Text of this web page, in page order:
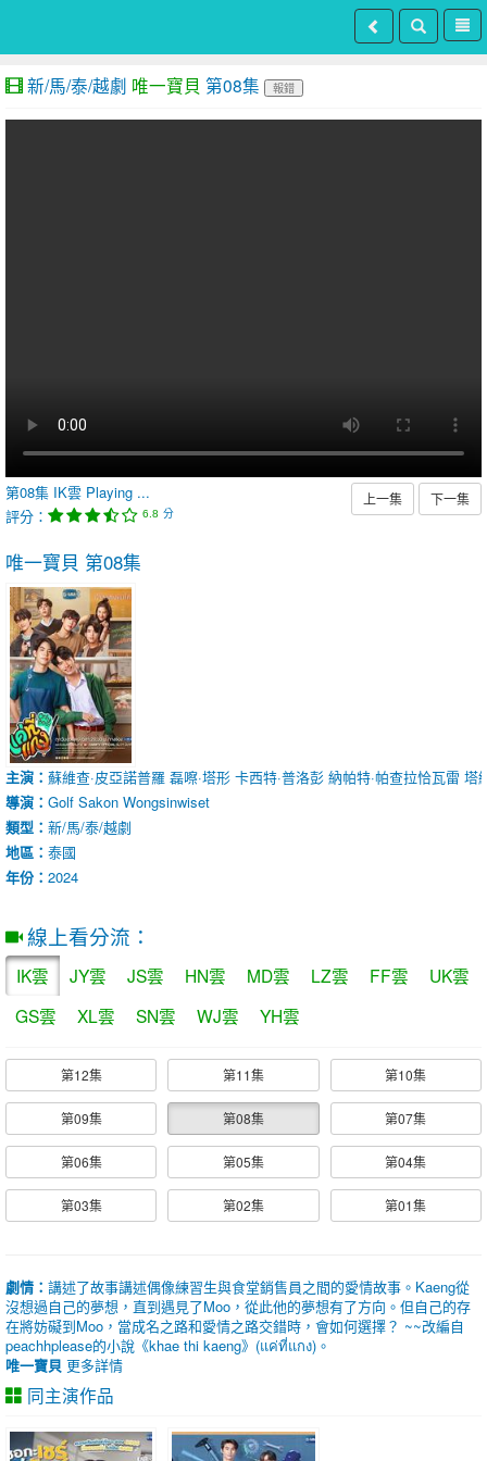
新/馬/泰/越劇 唯一寶貝 第08集 報錯
第08集 IK雲 Playing ...
評分：
6.8 分
上一集 下一集
唯一寶貝 第08集
主演： 蘇維查·皮亞諾普羅 磊嚓·塔形 卡西特·普洛彭 納帕特·帕查拉恰瓦雷 塔
導演： Golf Sakon Wongsinwiset
類型： 新/馬/泰/越劇
地區： 泰國
年份： 2024
線上看分流：
IK雲 JY雲 JS雲 HN雲 MD雲 LZ雲 FF雲
UK雲
GS雲
XL雲 SN雲 WJ雲 YH雲
第12集 第11集 第10集
第09集 第08集 第07集
第06集 第05集 第04集
第03集 第02集 第01集
劇情： 講述了故事講述偶像練習生與食堂銷售員之間的愛情故事。Kaeng從
沒想過自己的夢想，直到遇見了Moo，從此他的夢想有了方向。但自己的存
在將妨礙到Moo，當成名之路和愛情之路交錯時，會如何選擇？ ~~改編自
peachhplease的小說《khae thi kaeng》(แค่ที่แกง)。
唯一寶貝 更多詳情
同主演作品